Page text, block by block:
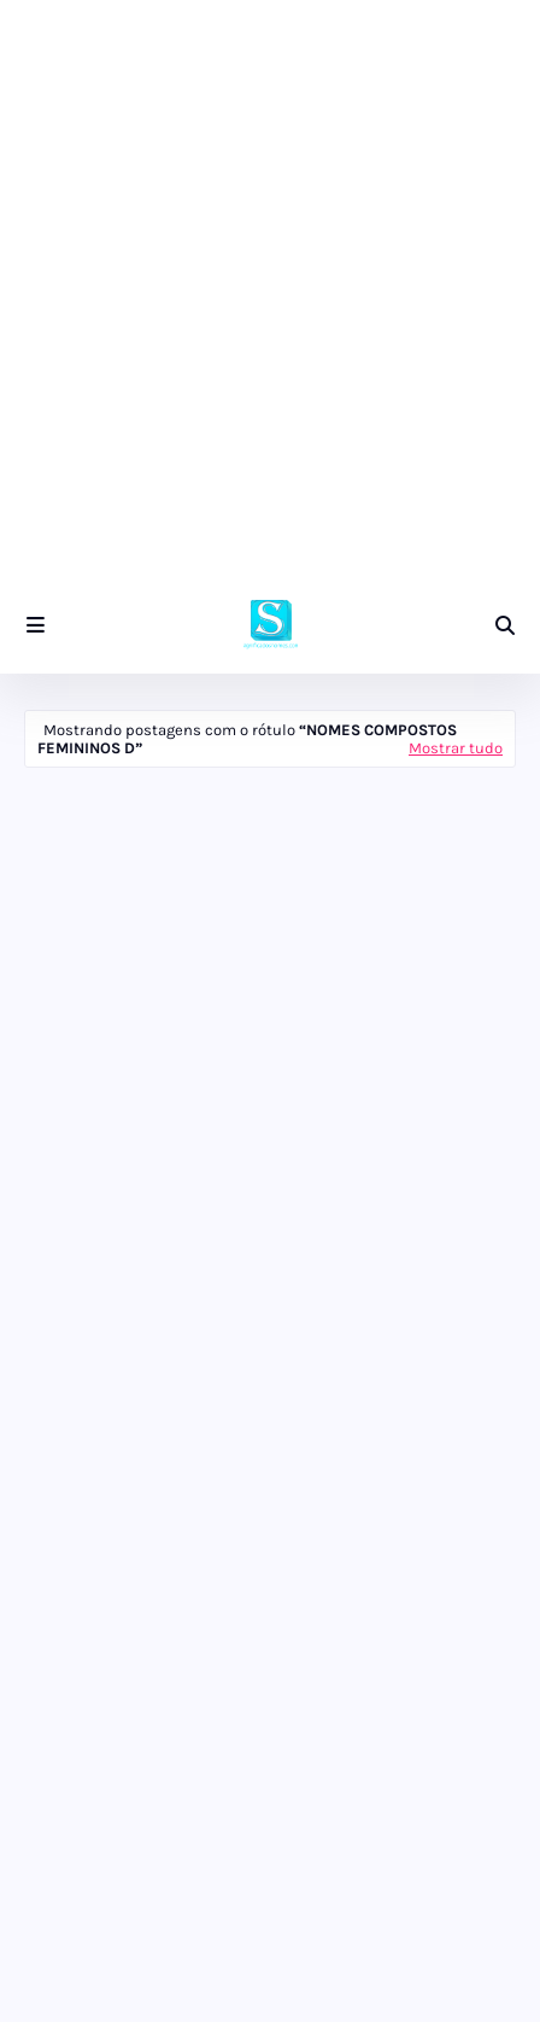
Mostrando postagens com o rótulo
NOMES COMPOSTOS
FEMININOS D
Mostrar tudo